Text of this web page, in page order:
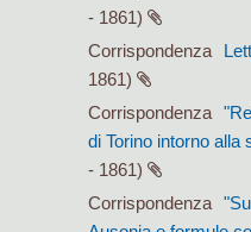
- 1861)
Corrispondenza
1861)
Corrispondenza
di Torino intorno alla
- 1861)
Corrispondenza